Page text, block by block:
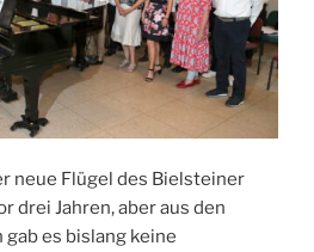
neue Flügel des Bielsteiner
drei Jahren, aber aus den
es bislang keine